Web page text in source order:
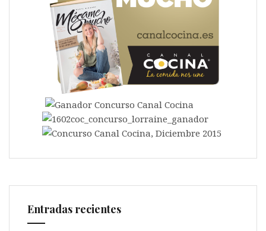
Entradas recientes